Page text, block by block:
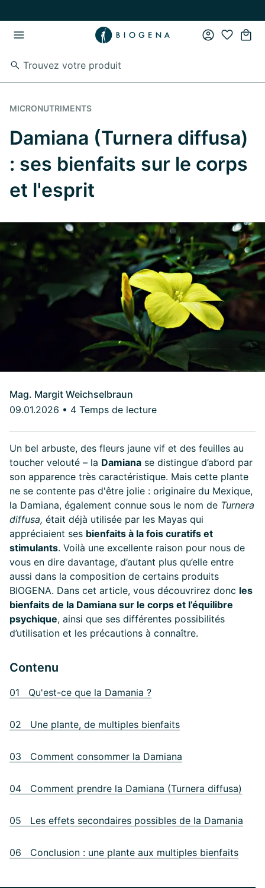
MICRONUTRIMENTS
Damiana (Turnera diffusa)
: ses bienfaits sur le corps
et l'esprit
Mag. Margit Weichselbraun
09.01.2026 • 4 Temps de lecture
Un bel arbuste, des fleurs jaune vif et des feuilles au
toucher velouté – la Damiana se distingue d’abord par
son apparence très caractéristique. Mais cette plante
ne se contente pas d'être jolie : originaire du Mexique,
la Damiana, également connue sous le nom de Turnera
diffusa, était déjà utilisée par les Mayas qui
appréciaient ses bienfaits à la fois curatifs et
stimulants. Voilà une excellente raison pour nous de
vous en dire davantage, d’autant plus qu’elle entre
aussi dans la composition de certains produits
BIOGENA. Dans cet article, vous découvrirez donc les
bienfaits de la Damiana sur le corps et l’équilibre
psychique, ainsi que ses différentes possibilités
d’utilisation et les précautions à connaître.
Contenu
01 Qu'est-ce que la Damania ?
02 Une plante, de multiples bienfaits
03 Comment consommer la Damiana
04 Comment prendre la Damiana (Turnera diffusa)
05 Les effets secondaires possibles de la Damania
06 Conclusion : une plante aux multiples bienfaits